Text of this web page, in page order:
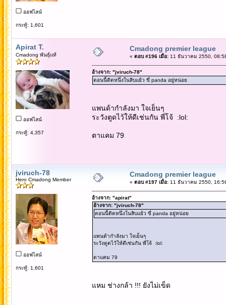
ออฟไลน์
กระทู้: 1,601
Apirat T.
Cmadong พันธุ์แท้
ออฟไลน์
กระทู้: 4,357
Cmadong premier league
« ตอบ #196 เมื่อ:11 ธันวาคม 2550,
อ้างจาก: "jviruch-78"
ตอนนี้ติดหนึ่งในสิบแย้ว ขี่ panda อยู่หน่อย
แพนด้ากำลังมา ใจเย็นๆ
ระวังตูดไว้ให้ดีเช่นกัน พี่โจ้ :lol:
ตาแคม 79
jviruch-78
Hero Cmadong Member
ออฟไลน์
กระทู้: 1,601
Cmadong premier league
« ตอบ #197 เมื่อ:11 ธันวาคม 2550,
อ้างจาก: "apirat"
อ้างจาก: "jviruch-78"
ตอนนี้ติดหนึ่งในสิบแย้ว ขี่ panda อยู่หน่อย
แพนด้ากำลังมา ใจเย็นๆ
ระวังตูดไว้ให้ดีเช่นกัน พี่โจ้ :lol:
ตาแคม 79
แหม ช่างกล้า !!! ยังไม่เข็ด